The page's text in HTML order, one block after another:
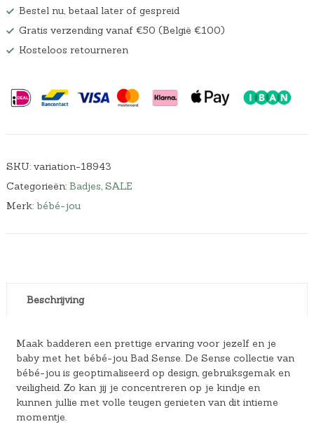
Bestel nu, betaal later of gespreid
Gratis verzending vanaf €50 (België €100)
Kosteloos retourneren
SKU: variation-18943
Categorieën: Badjes, SALE
Merk: bébé-jou
Beschrijving
Maak badderen een prettige ervaring voor jezelf en je
baby met het bébé-jou Bad Sense. De Sense collectie van
bébé-jou is geoptimaliseerd op design, gebruiksgemak en
veiligheid. Zo kan jij je concentreren op je kindje en
kunnen jullie met volle teugen genieten van dit intieme
momentje.